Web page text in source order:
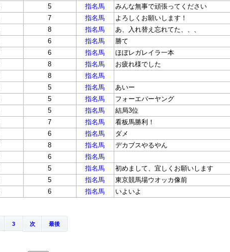
5 指名馬
みんな無事で頑張ってください
7 指名馬
よろしくお願いします！
8 指名馬
あ、入れ替え忘れてた、、、
6 指名馬
勝て
6 指名馬
ほぼレガレイラ一本
8 指名馬
お疲れ様でした
8
指名馬
5 指名馬
あいー
5 指名馬
フォーエバーヤング
5 指名馬
結局3位
7 指名馬
看板馬勝利！
6 指名馬
ダメ
8 指名馬
デカブスやるやん
6
指名馬
5 指名馬
初めまして、宜しくお願いします
5 指名馬
東京競馬場ウオッカ像前
6 指名馬 いよいよ
3 次 最後